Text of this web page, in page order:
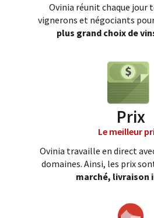
Ovinia réunit chaque jour
vignerons et négociants
plus grand choix de
Prix
Le meilleur
Ovinia travaille en direct
domaines. Ainsi, les prix
marché, livraison